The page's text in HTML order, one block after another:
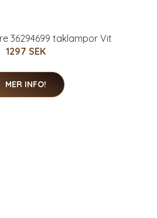
36294699 taklampor Vit
1297 SEK
MER INFO!